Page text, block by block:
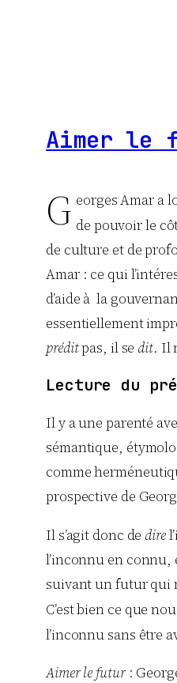
Aimer le
G eorges Amar a
de pouvoir le
de culture et de
Amar : ce qui
d’aide à la
essentiellement
préditpas, il sedit. Il
Lecture du
Il y a une parenté
sémantique,
comme
prospective de
Il s’agit donc dedire
l’inconnu en connu,
suivant un futur qui
C’est bien ce que
l’inconnu sans être
Aimer le futur: